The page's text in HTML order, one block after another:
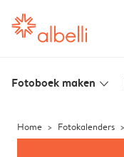
Fotoboek maken slim_arrow_down
Home Fotokalenders